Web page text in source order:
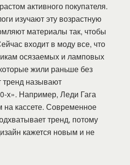
активного покупателя.
изучают эту возрастную
материалы так, чтобы
входит в моду все, что
осязаемых и ламповых
жили раньше без
тренд называют
х». Например, Леди Гага
на кассете. Современное
тренд, потому
кажется новым и не